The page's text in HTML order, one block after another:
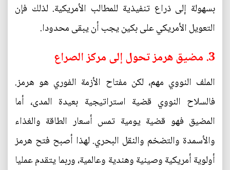
بسهولة إلى ذراع تنفيذية للمطالب الأمريكية. لذلك فإن
التعويل الأمريكي على بكين يجب أن يبقى محدودا.
3. مضيق هرمز تحول إلى مركز الصراع
الملف النووي مهم، لكن مفتاح الأزمة الفوري هو هرمز.
فالسلاح النووي قضية استراتيجية بعيدة المدى، أما
المضيق فهو قضية يومية تمس أسعار الطاقة والغذاء
والأسمدة والتضخم والنقل البحري. لهذا أصبح فتح هرمز
أولوية أمريكية وصينية وهندية وعالمية، وربما يتقدم عمليا